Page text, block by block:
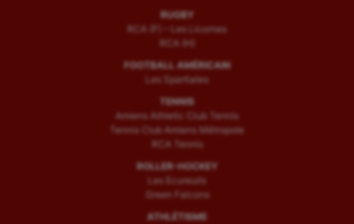
RUGBY
RCA (F) – Les Licornes
RCA (H)
FOOTBALL AMÉRICAIN
Les Spartiates
TENNIS
Amiens Athletic Club Tennis
Tennis Club Amiens Métropole
RCA Tennis
ROLLER-HOCKEY
Les Ecureuils
Green Falcons
ATHLÉTISME